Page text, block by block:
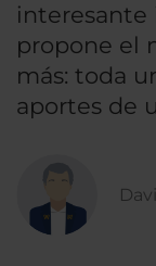
interesante
propone el
más: toda
aportes de